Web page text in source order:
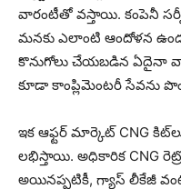
వారంటీతో వస్తాయి. కంపెనీ
మ‌న‌కు ఎలాంటి ఆందోళ‌న
కొనుగోలు చేయబడిన ఏదైనా
కూడా కాంప్లిమెంటరీ సేవను
ఇక ఆఫ్టర్ మార్కెట్ CNG
ల‌భిస్తాయి. అధికారిక CNG
అయినప్పటికీ, గ్యాస్ లీకేజీ